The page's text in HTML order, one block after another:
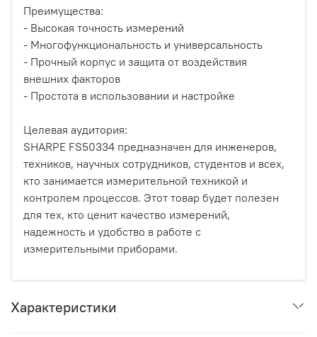
Преимущества:
- Высокая точность измерений
- Многофункциональность и универсальность
- Прочный корпус и защита от воздействия
внешних факторов
- Простота в использовании и настройке
Целевая аудитория:
SHARPE FS50334 предназначен для инженеров,
техников, научных сотрудников, студентов и всех,
кто занимается измерительной техникой и
контролем процессов. Этот товар будет полезен
для тех, кто ценит качество измерений,
надежность и удобство в работе с
измерительными приборами.
Характеристики